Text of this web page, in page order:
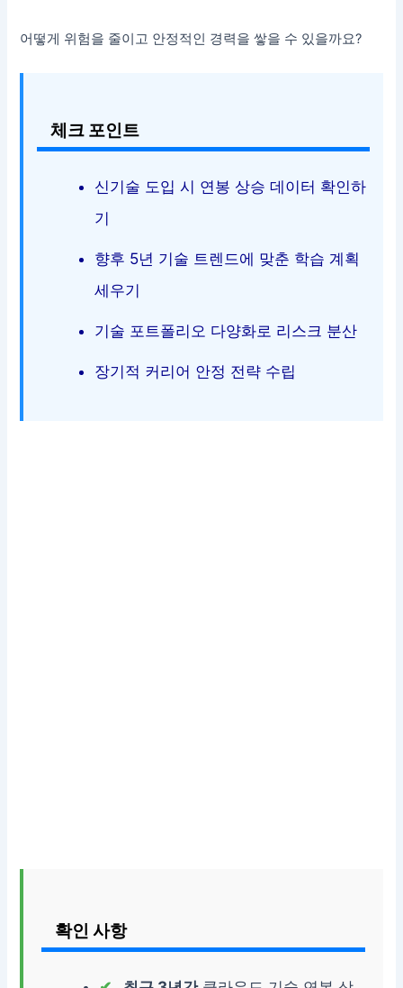
어떻게 위험을 줄이고 안정적인 경력을 쌓을 수 있을까요?
체크 포인트
신기술 도입 시 연봉 상승 데이터 확인하
기
향후 5년 기술 트렌드에 맞춘 학습 계획
세우기
기술 포트폴리오 다양화로 리스크 분산
장기적 커리어 안정 전략 수립
확인 사항